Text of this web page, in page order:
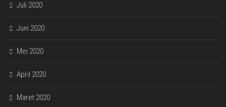
Juli 2020
Juni 2020
Mei 2020
April 2020
Maret 2020